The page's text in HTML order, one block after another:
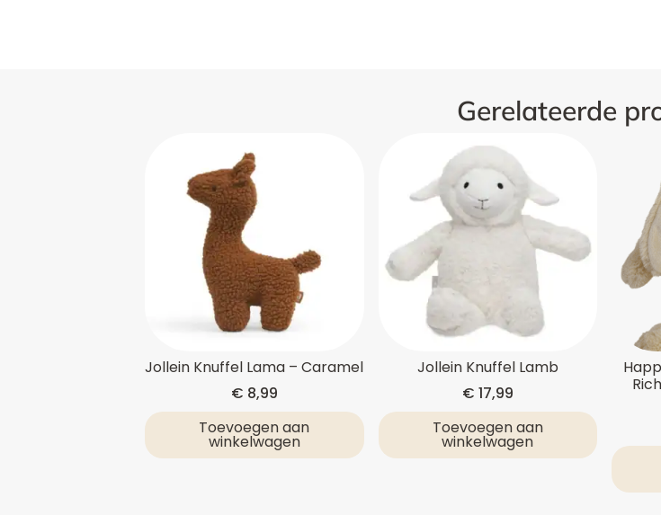
Gerelateerde
Jollein Knuffel Lama – Caramel
€ 8,99
Toevoegen aan
winkelwagen
Jollein Knuffel Lamb
€ 17,99
Toevoegen aan
winkelwagen